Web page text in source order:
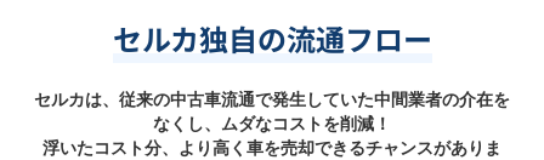
セルカ独自の流通フロー
セルカは、従来の中古車流通で発生していた中間業者の介在を
なくし、ムダなコストを削減！
浮いたコスト分、より高く車を売却できるチャンスがありま